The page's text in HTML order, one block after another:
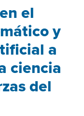
el
y
a
ciencia
del